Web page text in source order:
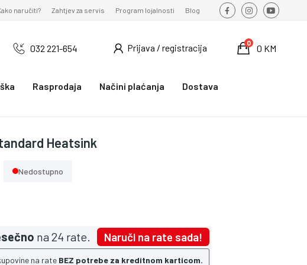
naručiti? Zahtjev za servis Program lojalnosti Blog
032 221-654 Prijava / registracija 0 KM
0
Rasprodaja Načini plaćanja Dostava
Heatsink
Nedostupno
na 24 rate. Naruči na rate sada!
na rate BEZ potrebe za kreditnom karticom.